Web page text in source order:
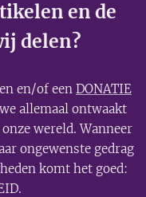
en de
delen?
en/of een DONATIE
allemaal ontwaakt
wereld. Wanneer
ongewenste gedrag
komt het goed: